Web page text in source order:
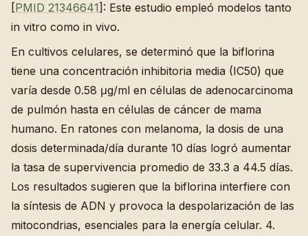
[PMID 21346641]: Este estudio empleó modelos tanto
in vitro como in vivo.
En cultivos celulares, se determinó que la biflorina
tiene una concentración inhibitoria media (IC50) que
varía desde 0.58 μg/ml en células de adenocarcinoma
de pulmón hasta en células de cáncer de mama
humano. En ratones con melanoma, la dosis de una
dosis determinada/día durante 10 días logró aumentar
la tasa de supervivencia promedio de 33.3 a 44.5 días.
Los resultados sugieren que la biflorina interfiere con
la síntesis de ADN y provoca la despolarización de las
mitocondrias, esenciales para la energía celular. 4.